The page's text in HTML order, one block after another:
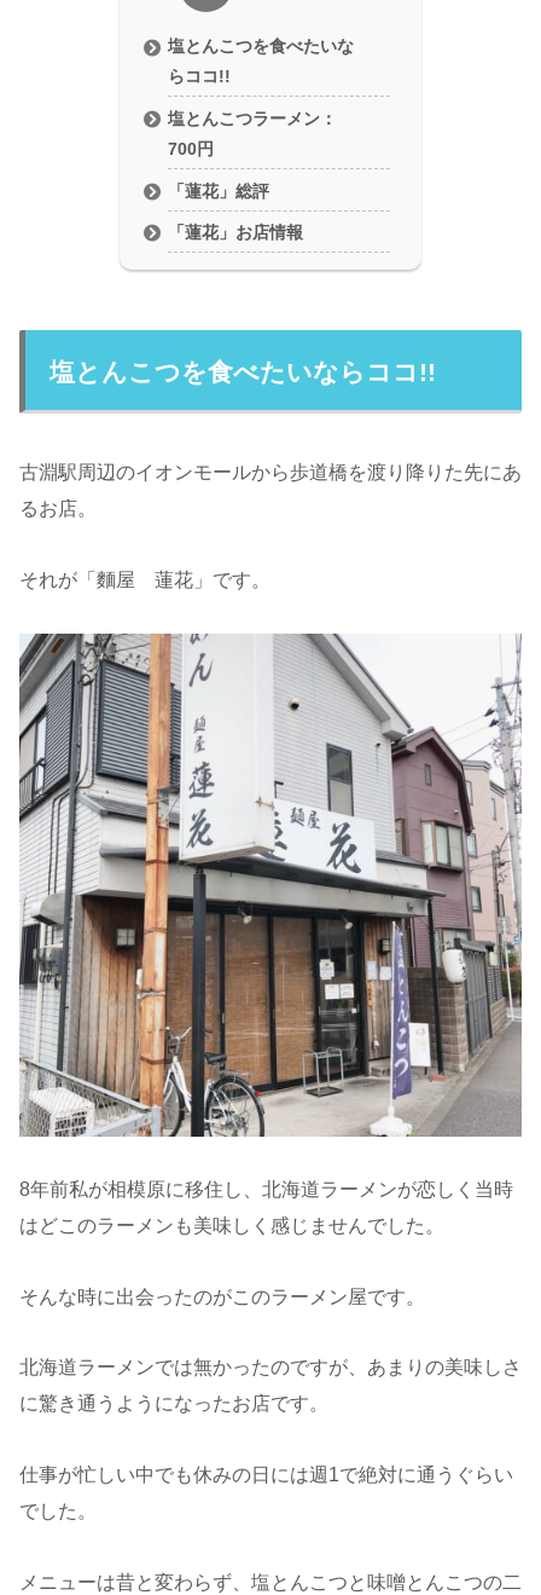
塩とんこつを食べたいな
らココ!!
塩とんこつラーメン：
700円
「蓮花」総評
「蓮花」お店情報
塩とんこつを食べたいならココ!!
古淵駅周辺のイオンモールから歩道橋を渡り降りた先にあ
るお店。
それが「麵屋 蓮花」です。
8年前私が相模原に移住し、北海道ラーメンが恋しく当時
はどこのラーメンも美味しく感じませんでした。
そんな時に出会ったのがこのラーメン屋です。
北海道ラーメンでは無かったのですが、あまりの美味しさ
に驚き通うようになったお店です。
仕事が忙しい中でも休みの日には週1で絶対に通うぐらい
でした。
メニューは昔と変わらず、塩とんこつと味噌とんこつの二